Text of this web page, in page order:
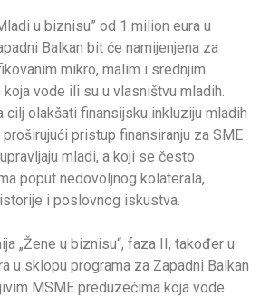
u biznisu” od 1 milion eura u
Balkan bit će namijenjena za
mikro, malim i srednjim
vode ili su u vlasništvu mladih.
cilj olakšati finansijsku inkluziju mladih
pristup finansiranju za SME
mladi, a koji se često
poput nedovoljnog kolaterala,
i poslovnog iskustva.
„Žene u biznisu“, faza II, također u
u sklopu programa za Zapadni Balkan
MSME preduzećima koja vode